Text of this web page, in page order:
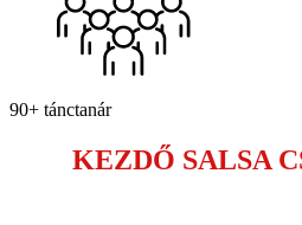
90+ tánctanár
KEZDŐ SALSA